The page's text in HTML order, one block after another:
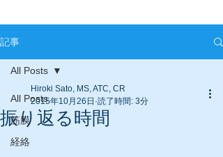
記事
All Posts
筋膜
経絡
All Posts
振り返る時間
Hiroki Sato, MS, ATC, CR
2015年10月26日 読了時間: 3分